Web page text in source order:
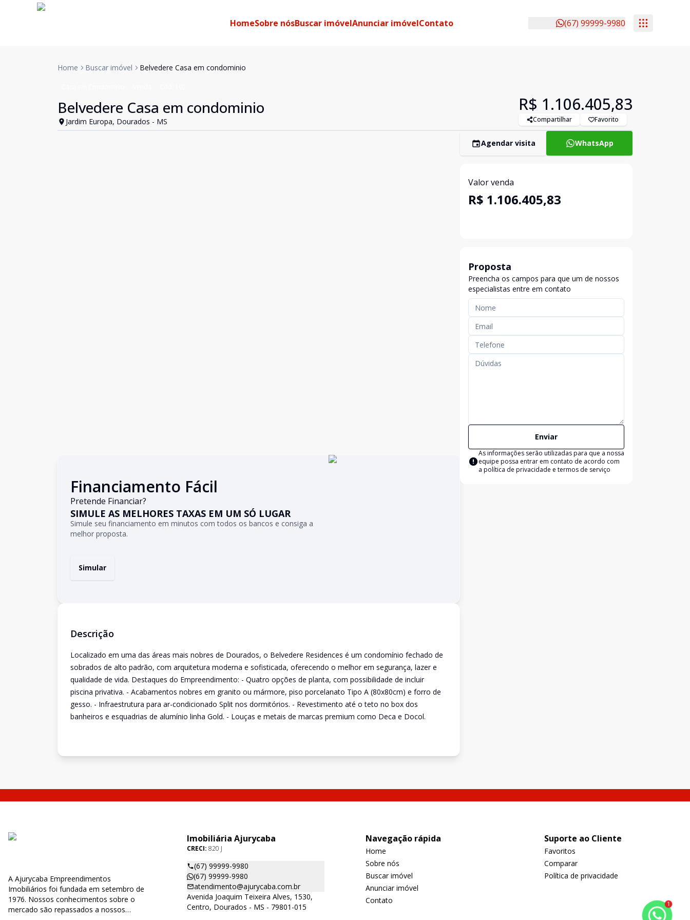
HomeSobre nósBuscar imóvelAnunciar imóvelContato (67) 99999-9980
Home Buscar imóvel Belvedere Casa em condominio
Belvedere Casa em condominio
Jardim Europa, Dourados - MS
R$ 1.106.405,83
Compartilhar Favorito
Financiamento Fácil
Pretende Financiar?
SIMULE AS MELHORES TAXAS EM UM SÓ LUGAR
Simule seu financiamento em minutos com todos os bancos e consiga a
melhor proposta.
Simular
Descrição
Localizado em uma das áreas mais nobres de Dourados, o Belvedere Residences é um condomínio fechado de
sobrados de alto padrão, com arquitetura moderna e sofisticada, oferecendo o melhor em segurança, lazer e
qualidade de vida. Destaques do Empreendimento: - Quatro opções de planta, com possibilidade de incluir
piscina privativa. - Acabamentos nobres em granito ou mármore, piso porcelanato Tipo A (80x80cm) e forro de
gesso. - Infraestrutura para ar-condicionado Split nos dormitórios. - Revestimento até o teto no box dos
banheiros e esquadrias de alumínio linha Gold. - Louças e metais de marcas premium como Deca e Docol.
Agendar visita WhatsApp
Valor venda
R$ 1.106.405,83
Proposta
Preencha os campos para que um de nossos
especialistas entre em contato
Enviar
As informações serão utilizadas para que a nossa
equipe possa entrar em contato de acordo com
a política de privacidade e termos de serviço
A Ajurycaba Empreendimentos
Imobiliários foi fundada em setembro de
1976. Nossos conhecimentos sobre o
mercado são repassados a nossos
Imobiliária Ajurycaba
CRECI: 820 J
(67) 99999-9980
(67) 99999-9980
atendimento@ajurycaba.com.br
Avenida Joaquim Teixeira Alves, 1530,
Centro, Dourados - MS - 79801-015
Navegação rápida
Home
Sobre nós
Buscar imóvel
Anunciar imóvel
Contato
Suporte ao Cliente
Favoritos
Comparar
Política de privacidade
1